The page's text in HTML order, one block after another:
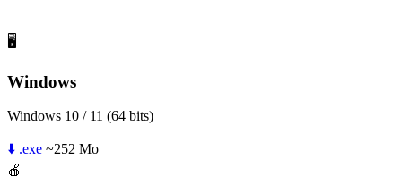
🖥️
Windows
Windows 10 / 11 (64 bits)
⬇️ .exe ~252 Mo
🍎